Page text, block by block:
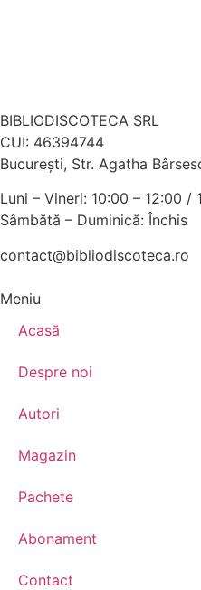
BIBLIODISCOTECA SRL
CUI: 46394744
Bucureşti, Str. Agatha
Luni – Vineri: 10:00 – 12:00 /
Sâmbătă – Duminică: Închis
contact@bibliodiscoteca.ro
Meniu
Acasă
Despre noi
Autori
Magazin
Pachete
Abonament
Contact